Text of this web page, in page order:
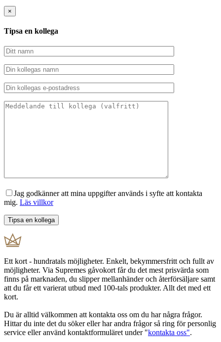
×
Tipsa en kollega
Jag godkänner att mina uppgifter används i syfte att kontakta
mig. Läs villkor
Ett kort - hundratals möjligheter. Enkelt, bekymmersfritt och fullt av
möjligheter. Via Supremes gåvokort får du det mest prisvärda som
finns på marknaden, du slipper mellanhänder och återförsäljare samt
att du får ett varierat utbud med 100-tals produkter. Allt det med ett
kort.
Du är alltid välkommen att kontakta oss om du har några frågor.
Hittar du inte det du söker eller har andra frågor så ring för personlig
service eller använd kontaktformuläret under "kontakta oss".